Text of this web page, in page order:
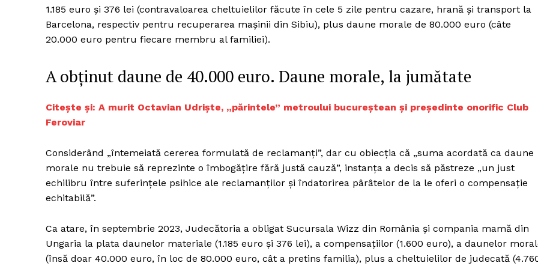
1.185 euro şi 376 lei (contravaloarea cheltuielilor făcute în cele 5 zile pentru cazare, hrană şi transport la
Barcelona, respectiv pentru recuperarea maşinii din Sibiu), plus daune morale de 80.000 euro (câte
20.000 euro pentru fiecare membru al familiei).
A obținut daune de 40.000 euro. Daune morale, la jumătate
Citește și: A murit Octavian Udriște, „părintele” metroului bucureștean și președinte onorific Club
Feroviar
Considerând „întemeiată cererea formulată de reclamanţi”, dar cu obiecţia că „suma acordată ca daune
morale nu trebuie să reprezinte o îmbogăţire fără justă cauză”, instanţa a decis să păstreze „un just
echilibru între suferinţele psihice ale reclamanţilor şi îndatorirea pârâtelor de la le oferi o compensaţie
echitabilă”.
Ca atare, în septembrie 2023, Judecătoria a obligat Sucursala Wizz din România şi compania mamă din
Ungaria la plata daunelor materiale (1.185 euro şi 376 lei), a compensaţiilor (1.600 euro), a daunelor
(însă doar 40.000 euro, în loc de 80.000 euro, cât a pretins familia), plus a cheltuielilor de judecată